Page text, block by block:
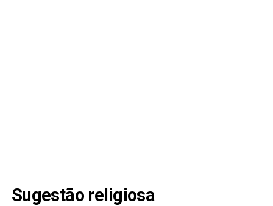
Sugestão religiosa